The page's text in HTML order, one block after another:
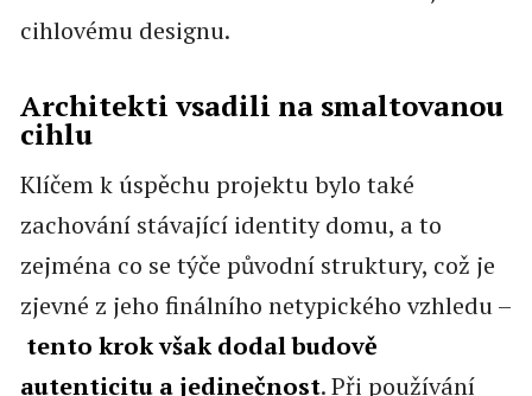
cihlovému designu.
Architekti vsadili na smaltovanou
cihlu
Klíčem k úspěchu projektu bylo také
zachování stávající identity domu, a to
zejména co se týče původní struktury, což je
zjevné z jeho finálního netypického vzhledu –
tento krok však dodal budově
autenticitu a jedinečnost. Při používání